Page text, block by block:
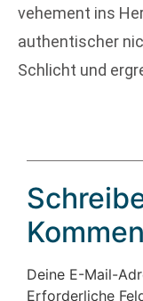
vehement ins
authentischer
Schlicht und
Deine E-Mail-
Erforderliche